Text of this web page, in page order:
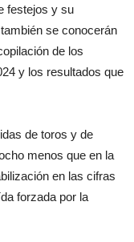
festejos y su
se conocerán
de los
y los resultados que
de toros y de
menos que en la
en las cifras
forzada por la